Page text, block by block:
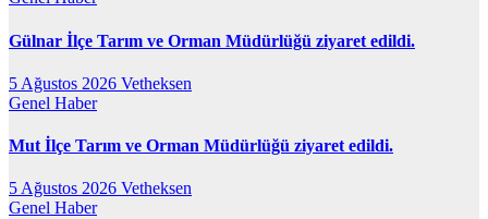
Gülnar İlçe Tarım ve Orman Müdürlüğü ziyaret edildi.
5 Ağustos 2026 Vetheksen
Genel Haber
Mut İlçe Tarım ve Orman Müdürlüğü ziyaret edildi.
5 Ağustos 2026 Vetheksen
Genel Haber